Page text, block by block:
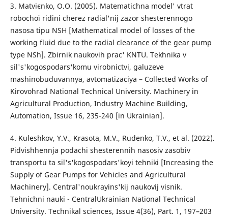
3. Matvієnko, O.O. (2005). Matematichna model' vtrat
robochoї rіdini cherez radіal'nij zazor shesterennogo
nasosa tipu NSH [Mathematical model of losses of the
working fluid due to the radial clearance of the gear pump
type NSh]. Zbіrnik naukovih prac' KNTU. Tekhnіka v
sіl's'kogospodars'komu virobnictvі, galuzeve
mashinobuduvannya, avtomatizacіya – Collected Works of
Kirovohrad National Technical University. Machinery in
Agricultural Production, Industry Machine Building,
Automation, Issue 16, 235-240 [in Ukrainian].
4. Kuleshkov, Y.V., Krasota, М.V., Rudenko, Т.V., et al. (2022).
Pіdvishhennja podachі shesterennih nasosіv zasobіv
transportu ta sіl's'kogospodars'koyi tehnіki [Increasing the
Supply of Gear Pumps for Vehicles and Agricultural
Machinery]. Central'noukrayins'kij naukovij vіsnik.
Tehnіchnі nauki - CentralUkraіnian National Technical
University. Technikal sciences, Issue 4(36), Part. 1, 197–203